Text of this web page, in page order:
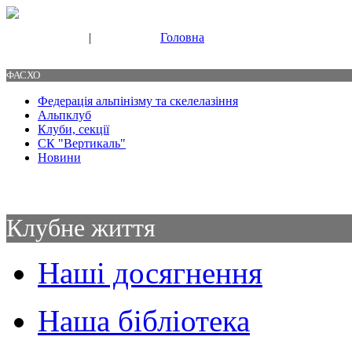
| Головна
ФАСХО
Федерація альпінізму та скелелазіння
Альпклуб
Клуби, секції
СК "Вертикаль"
Новини
Клубне життя
Наші досягнення
Наша бібліотека